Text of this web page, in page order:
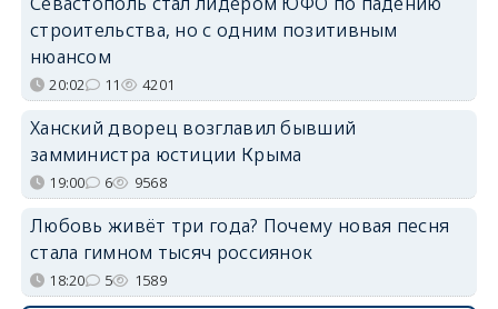
строительства, но с одним позитивным
нюансом
20:02 11 4201
Ханский дворец возглавил бывший
замминистра юстиции Крыма
19:00 6 9568
Любовь живёт три года? Почему новая песня
стала гимном тысяч россиянок
18:20 5 1589